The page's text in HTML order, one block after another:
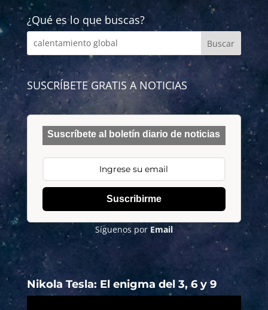
¿Qué es lo que buscas?
SUSCRÍBETE GRATIS A NOTICIAS
Suscríbete al boletín diario de noticias
Suscribirme
Síguenos por Email
Nikola Tesla: El enigma del 3, 6 y 9